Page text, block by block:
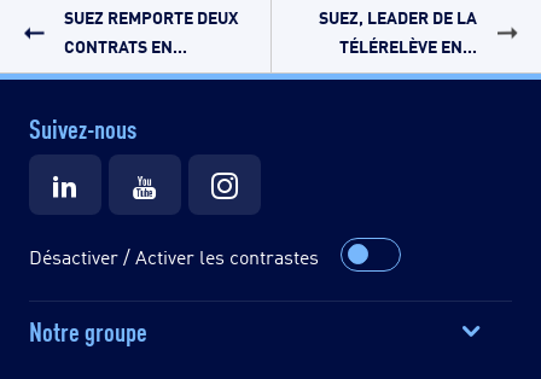
SUEZ REMPORTE DEUX
CONTRATS EN...
SUEZ, LEADER DE LA
TÉLÉRELÈVE EN...
Suivez-nous
Désactiver / Activer les contrastes
Notre groupe